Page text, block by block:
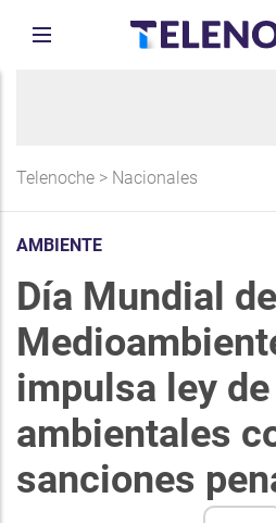
Telenoche > Nacionales
AMBIENTE
Día Mundial del
impulsa ley
ambientales
sanciones